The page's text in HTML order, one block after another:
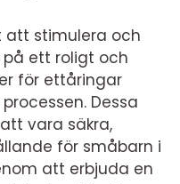
att stimulera och
ett roligt och
för ettåringar
Dessa
vara säkra,
för småbarn i
att erbjuda en